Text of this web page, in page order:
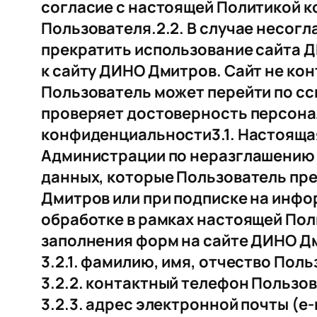
согласие с настоящей Политикой
Пользователя.2.2. В случае
прекратить использование
к сайту ДИНО Дмитров. Сайт не
Пользователь может перейти по
проверяет достоверность
конфиденциальности3.1.
Администрации по
данных, которые Пользователь
Дмитров или при подписке на
обработке в рамках настоящей
заполнения форм на сайте ДИНО
3.2.1. фамилию, имя, отчество
3.2.2. контактный телефон
3.2.3. адрес электронной почты